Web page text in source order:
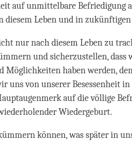
auf unmittelbare Befriedigung
diesem Leben und in
nur nach diesem Leben zu
und sicherzustellen,
Möglichkeiten haben werden,
uns von unserer Besessenheit
auf die völlige
Wiedergeburt.
können, was später in